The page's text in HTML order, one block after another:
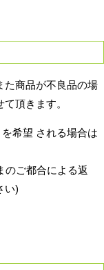
た商品が不良品の場
頂きます。
希望 される場合は
のご都合による返
い)